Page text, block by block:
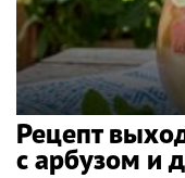
Рецепт
с арбузом и